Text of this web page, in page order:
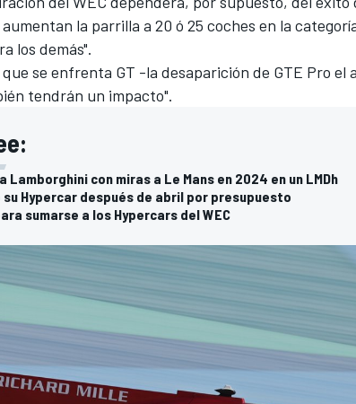
la parrilla a 20 ó 25 coches en la
los demás".
se enfrenta GT -la desaparición de GTE Pro el
tendrán un impacto".
Lamborghini con miras a Le Mans en 2024 en un LMDh
Hypercar después de abril por presupuesto
sumarse a los Hypercars del WEC